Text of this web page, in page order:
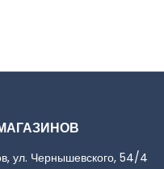
ул. Чернышевского, 54/4